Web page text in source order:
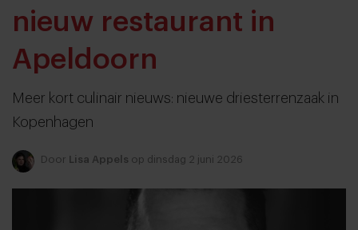
nieuw restaurant in
Apeldoorn
Meer kort culinair nieuws: nieuwe driesterrenzaak in
Kopenhagen
Door Lisa Appels op dinsdag 2 juni 2026